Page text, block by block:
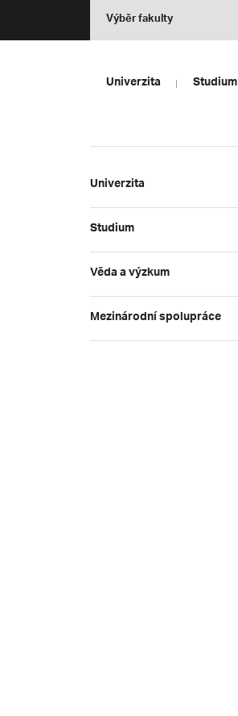
Výběr fakulty
Univerzita Studium
Univerzita
Studium
Věda a výzkum
Mezinárodní spolupráce